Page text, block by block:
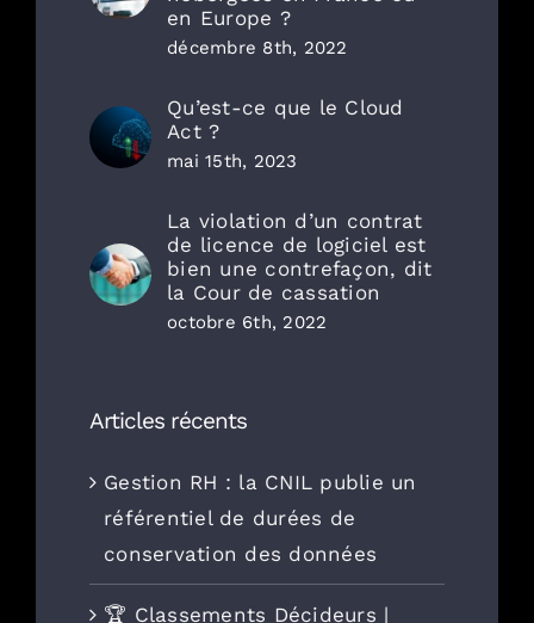
en Europe ?
décembre 8th, 2022
Qu’est-ce que le Cloud
Act ?
mai 15th, 2023
La violation d’un contrat
de licence de logiciel est
bien une contrefaçon, dit
la Cour de cassation
octobre 6th, 2022
Articles récents
Gestion RH : la CNIL publie un
référentiel de durées de
conservation des données
🏆 Classements Décideurs |